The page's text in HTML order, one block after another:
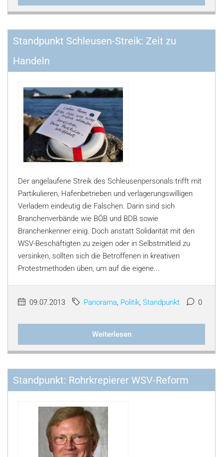
Standpunkt Schleusen-Streik: Zeit zu
Handeln
Der angelaufene Streik des Schleusenpersonals trifft mit
Partikulieren, Hafenbetrieben und verlagerungswilligen
Verladern eindeutig die Falschen. Darin sind sich
Branchenverbände wie BÖB und BDB sowie
Branchenkenner einig. Doch anstatt Solidarität mit den
WSV-Beschäftigten zu zeigen oder in Selbstmitleid zu
versinken, sollten sich die Betroffenen in kreativen
Protestmethoden üben, um auf die eigene...
09.07.2013 Panorama, Politik, Standpunkt 0
Weiterlesen
Standpunkt: Rohrkrepierer WSV-Reform